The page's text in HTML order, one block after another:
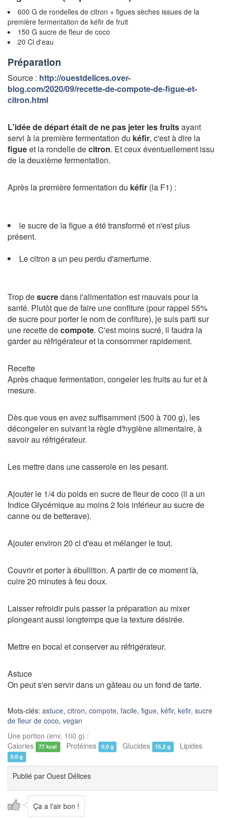
600 G de rondelles de citron + figues sèches issues de la
première fermentation de kéfir de fruit
150 G sucre de fleur de coco
20 Cl d'eau
Préparation
Source : http://ouestdelices.over-
blog.com/2020/09/recette-de-compote-de-figue-et-
citron.html
L'idée de départ était de ne pas jeter les fruitsayant
servi à la première fermentation du kéfir, c'est à dire la
figueet la rondelle decitron. Et ceux éventuellement issu
de la deuxième fermentation.
Après la première fermentation du kéfir (la F1) :
le sucre de la figue a été transformé et n'est plus
présent.
Le citron a un peu perdu d'amertume.
Trop desucredans l'alimentation est mauvais pour la
santé. Plutôt que de faire une confiture (pour rappel 55%
de sucre pour porter le nom de confiture), je suis parti sur
une recette decompote. C'est moins sucré, il faudra la
garder au réfrigérateur et la consommer rapidement.
Recette
Après chaque fermentation, congeler les fruits au fur et à
mesure.
Dès que vous en avez suffisamment (500 à 700 g), les
décongeler en suivant la règle d'hygiène alimentaire, à
savoir au réfrigérateur.
Les mettre dans une casserole en les pesant.
Ajouter le 1/4 du poids en sucre de fleur de coco (il a un
Indice Glycémique au moins 2 fois inférieur au sucre de
canne ou de betterave).
Ajouter environ 20 cl d'eau et mélanger le tout.
Couvrir et porter à ébullition. A partir de ce moment là,
cuire 20 minutes à feu doux.
Laisser refroidir puis passer la préparation au mixer
plongeant aussi longtemps que la texture désirée.
Mettre en bocal et conserver au réfrigérateur.
Astuce
On peut s'en servir dans un gâteau ou un fond de tarte.
Mots-clés: astuce, citron, compote, facile, figue, kéfir, kefir, sucre
de fleur de coco, vegan
Une portion (env. 100 g) :
Calories
77 kcal Protéines 0,0 g Glucides 15,2 g Lipides
0,0 g
Publié par Ouest Délices
Ça a l'air bon !